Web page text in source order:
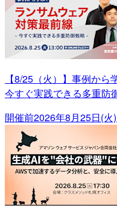
【8/25（火）】事例か
今すぐ実践できる多重防
開催前2026年8月25日(火